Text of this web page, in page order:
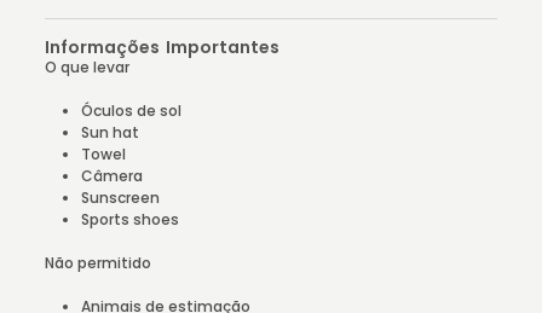
Informações Importantes
O que levar
Óculos de sol
Sun hat
Towel
Câmera
Sunscreen
Sports shoes
Não permitido
Animais de estimação